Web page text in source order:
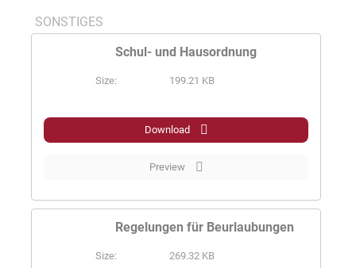
SONSTIGES
Schul- und Hausordnung
Size: 199.21 KB
Download
Preview
Regelungen für Beurlaubungen
Size: 269.32 KB